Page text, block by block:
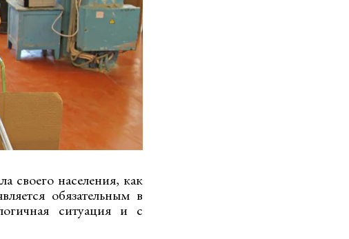
своего населения, как
обязательным в
ситуация и с